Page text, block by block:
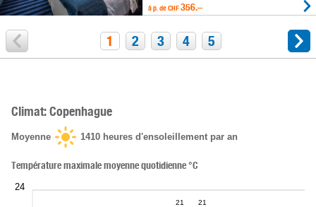
à p. de CHF 356.–
1 2 3 4 5
Climat: Copenhague
Moyenne 1410 heures d'ensoleillement par an
24
Température maximale moyenne quotidienne °C
21 21